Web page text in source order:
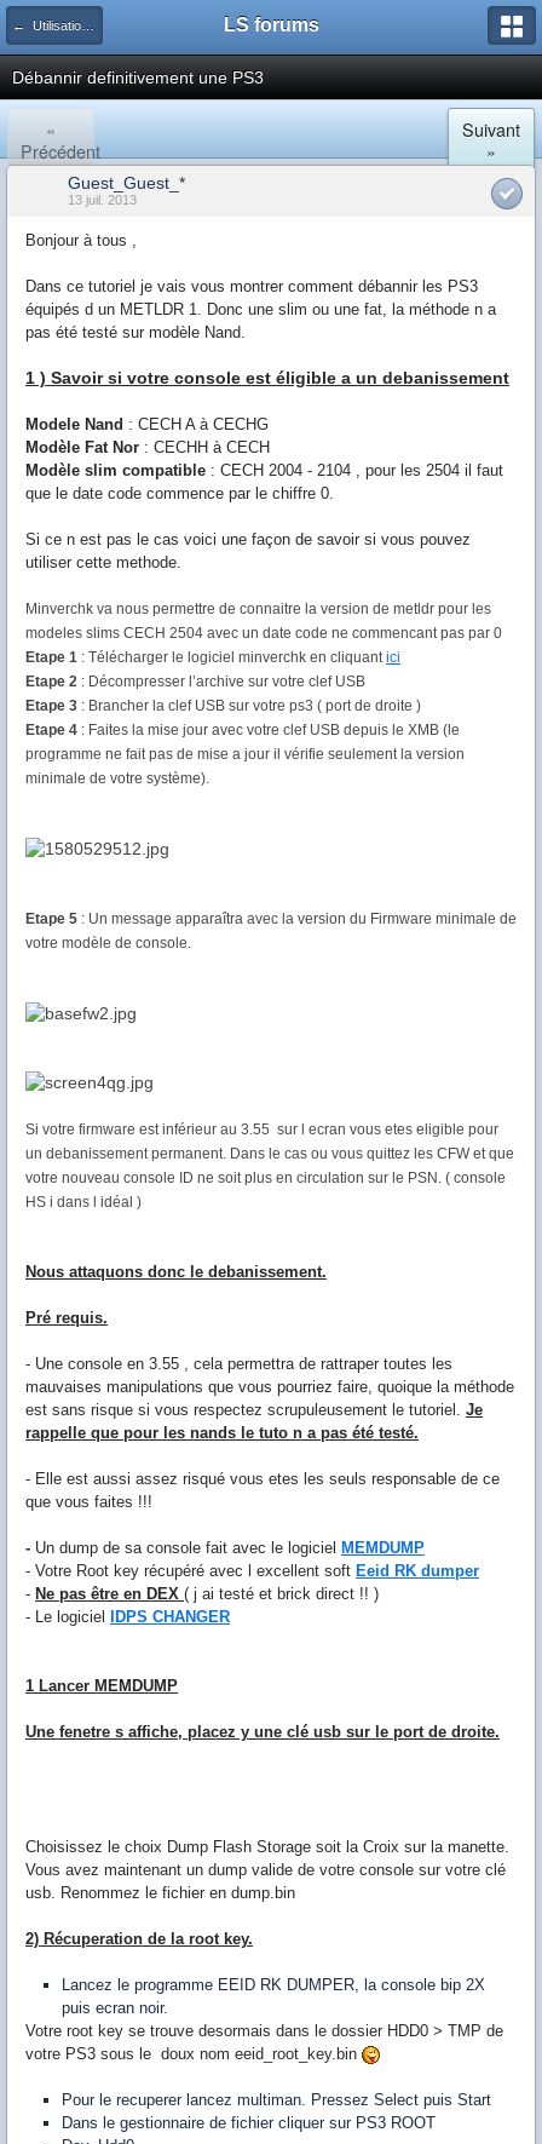
← Utilisation de sa console LS forums
Débannir definitivement une PS3
«
Précédent
Suivant
»
Guest_Guest_*
13 juil. 2013
Bonjour à tous ,
Dans ce tutoriel je vais vous montrer comment débannir les PS3
équipés d un METLDR 1. Donc une slim ou une fat, la méthode n a
pas été testé sur modèle Nand.
1 ) Savoir si votre console est éligible a un debanissement
Modele Nand : CECH A à CECHG
Modèle Fat Nor : CECHH à CECH
Modèle slim compatible : CECH 2004 - 2104 , pour les 2504 il faut
que le date code commence par le chiffre 0.
Si ce n est pas le cas voici une façon de savoir si vous pouvez
utiliser cette methode.
Minverchk va nous permettre de connaitre la version de metldr pour les
modeles slims CECH 2504 avec un date code ne commencant pas par 0
Etape 1 : Télécharger le logiciel minverchk en cliquantici
Etape 2 : Décompresser l’archive sur votre clef USB
Etape 3 : Brancher la clef USB sur votre ps3 ( port de droite )
Etape 4 : Faites la mise jour avec votre clef USB depuis le XMB (le
programme ne fait pas de mise a jour il vérifie seulement la version
minimale de votre système).
Etape 5 : Un message apparaîtra avec la version du Firmware minimale de
votre modèle de console.
Si votre firmware est inférieur au 3.55 sur l ecran vous etes eligible pour
un debanissement permanent. Dans le cas ou vous quittez les CFW et que
votre nouveau console ID ne soit plus en circulation sur le PSN. ( console
HS i dans l idéal )
Nous attaquons donc le debanissement.
Pré requis.
- Une console en 3.55 , cela permettra de rattraper toutes les
mauvaises manipulations que vous pourriez faire, quoique la méthode
est sans risque si vous respectez scrupuleusement le tutoriel. Je
rappelle que pour les nands le tuto n a pas été testé.
- Elle est aussi assez risqué vous etes les seuls responsable de ce
que vous faites !!!
- Un dump de sa console fait avec le logiciel MEMDUMP
- Votre Root key récupéré avec l excellent soft Eeid RK dumper
- Ne pas être en DEX ( j ai testé et brick direct !! )
- Le logiciel
IDPS CHANGER
1 Lancer MEMDUMP
Une fenetre s affiche, placez y une clé usb sur le port de droite.
Choisissez le choix Dump Flash Storage soit la Croix sur la manette.
Vous avez maintenant un dump valide de votre console sur votre clé
usb. Renommez le fichier en dump.bin
2) Récuperation de la root key.
Lancez le programme EEID RK DUMPER, la console bip 2X
puis ecran noir.
Votre root key se trouve desormais dans le dossier HDD0 > TMP de
votre PS3 sous le doux nom eeid_root_key.bin
Pour le recuperer lancez multiman. Pressez Select puis Start
Dans le gestionnaire de fichier cliquer sur PS3 ROOT